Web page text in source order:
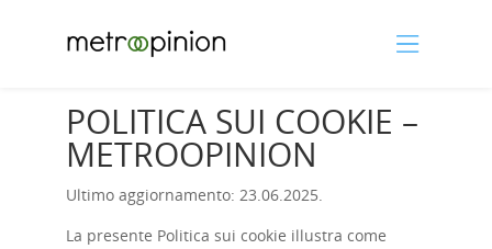
POLITICA SUI COOKIE –
METROOPINION
Ultimo aggiornamento: 23.06.2025.
La presente Politica sui cookie illustra come